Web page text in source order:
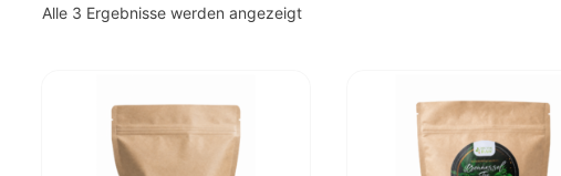
Alle 3 Ergebnisse werden angezeigtNach